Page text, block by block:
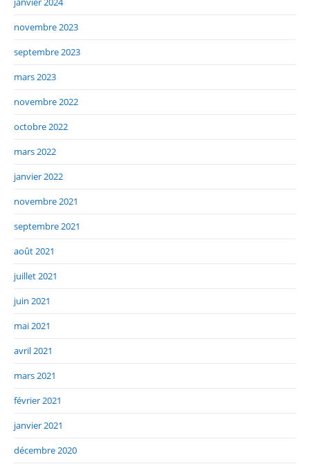
novembre 2023
septembre 2023
mars 2023
novembre 2022
octobre 2022
mars 2022
janvier 2022
novembre 2021
septembre 2021
août 2021
juillet 2021
juin 2021
mai 2021
avril 2021
mars 2021
février 2021
janvier 2021
décembre 2020